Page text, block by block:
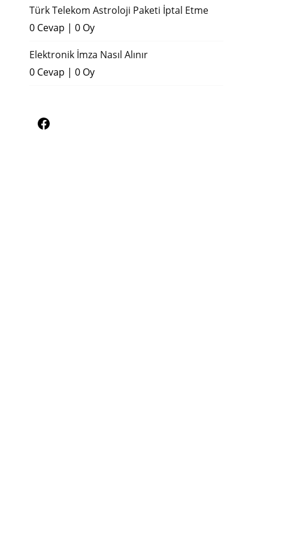
Türk Telekom Astroloji Paketi İptal Etme
0 Cevap | 0 Oy
Elektronik İmza Nasıl Alınır
0 Cevap | 0 Oy